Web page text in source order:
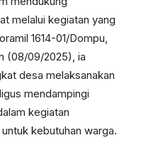
melalui kegiatan yang
1614-01/Dompu,
(08/09/2025), ia
desa melaksanakan
mendampingi
kegiatan
kebutuhan warga.